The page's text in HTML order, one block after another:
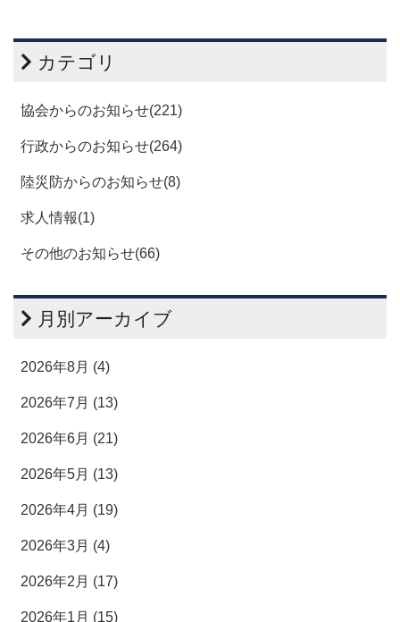
カテゴリ
協会からのお知らせ(221)
行政からのお知らせ(264)
陸災防からのお知らせ(8)
求人情報(1)
その他のお知らせ(66)
月別アーカイブ
2026年8月 (4)
2026年7月 (13)
2026年6月 (21)
2026年5月 (13)
2026年4月 (19)
2026年3月 (4)
2026年2月 (17)
2026年1月 (15)